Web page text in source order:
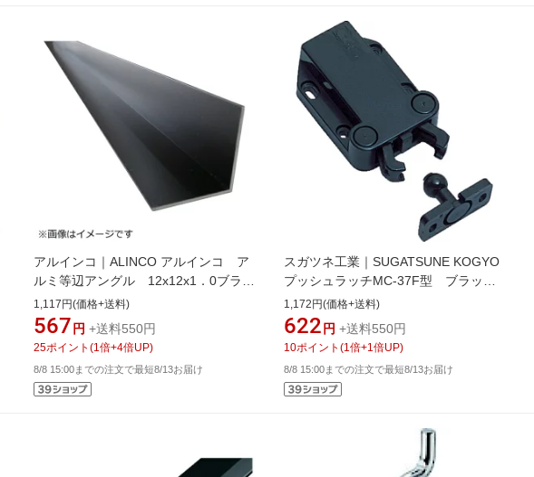
アルインコ｜ALINCO アルインコ ア
ルミ等辺アングル 12x12x1．0ブラッ
ク 2m HP200K
1,117円(価格+送料)
567 円 +送料550円
25ポイント (1 倍+4倍UP)
8/8 15:00までの注文で最短8/13お届け
スガツネ工業｜SUGATSUNE KOGYO
プッシュラッチMC-37F型 ブラック
（140-058-064） MC37FBK
1,172円(価格+送料)
622 円 +送料550円
10ポイント (1 倍+1 倍UP)
8/8 15:00までの注文で最短8/13お届け